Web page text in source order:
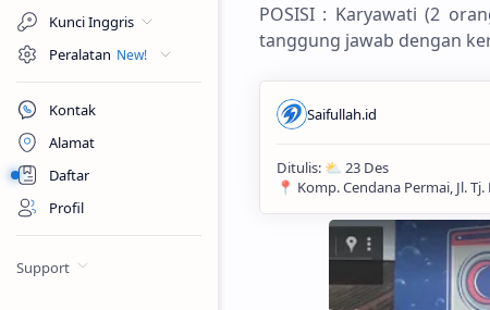
Kunci Inggris
Peralatan
Kontak
Alamat
Daftar
Profil
Support
POSISI : Karyawati (2
tanggung jawab dengan